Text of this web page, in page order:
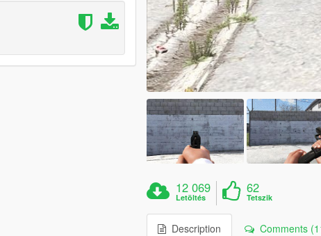
12 069
Letöltés
62
Tetszik
Description Comments